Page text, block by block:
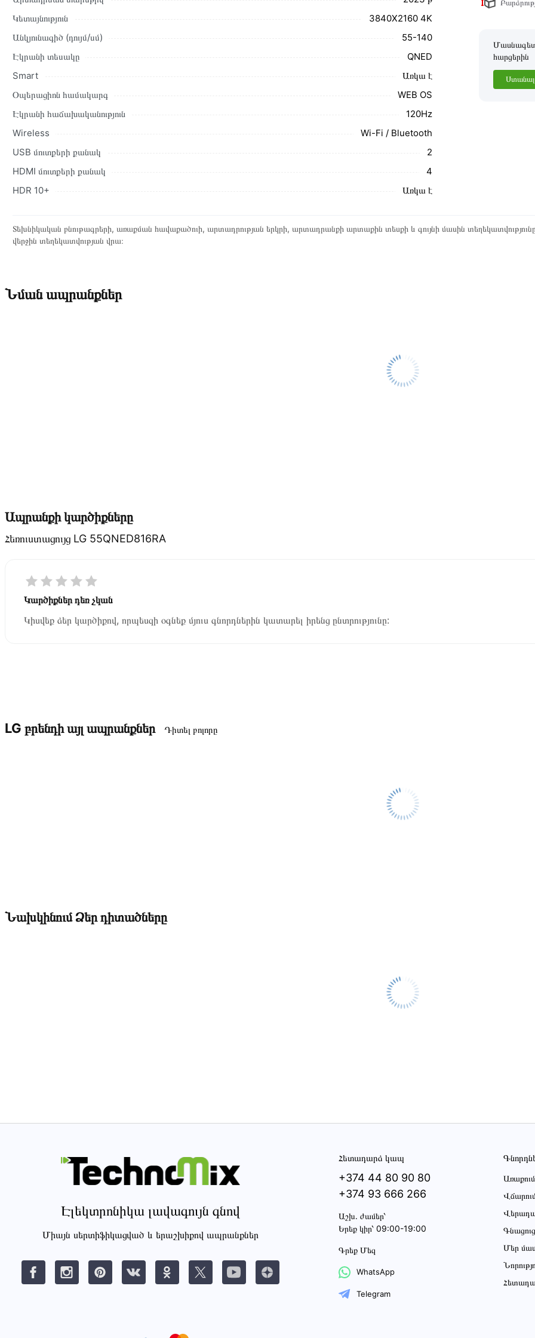
Կետայնություն
3840X2160 4K
Անկյունագիծ (դույմ/սմ)
55-140
Էկրանի տեսակը
QNED
Smart
Առկա է
Օպերացիոն համակարգ
WEB OS
Էկրանի հաճախականություն
120Hz
Wireless
Wi-Fi / Bluetooth
USB մուտքերի քանակ
2
HDMI մուտքերի քանակ
4
HDR 10+
Առկա է
հարցերին
Ստանալ
Տեխնիկական բնութագրերի, առաքման հավաքածուի, արտադրության երկրի, արտադրանքի արտաքին տեսքի և գույնի մասին
վերջին տեղեկատվության վրա։
Նման ապրանքներ
Ապրանքի կարծիքները
Հեռուստացույց LG 55QNED816RA
Կարծիքներ դեռ չկան
Կիսվեք ձեր կարծիքով, որպեսզի օգնեք մյուս գնորդներին կատարել իրենց ընտրությունը:
LG բրենդի այլ ապրանքներ Դիտել բոլորը
Նախկինում Ձեր դիտածները
Էլեկտրոնիկա լավագույն գնով
Միայն սերտիֆիկացված և երաշխիքով ապրանքներ
Հետադարձ կապ
+374 44 80 90 80
+374 93 666 266
Աշխ․ ժամեր՝
Երեք կիր՝ 09:00-19:00
Գրեք Մեզ
WhatsApp
Telegram
Առաքում
Մեր